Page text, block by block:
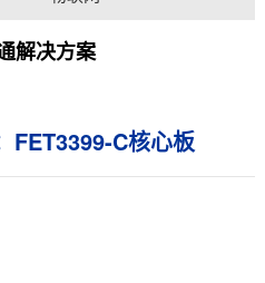
解决方案
FET3399-C核心板